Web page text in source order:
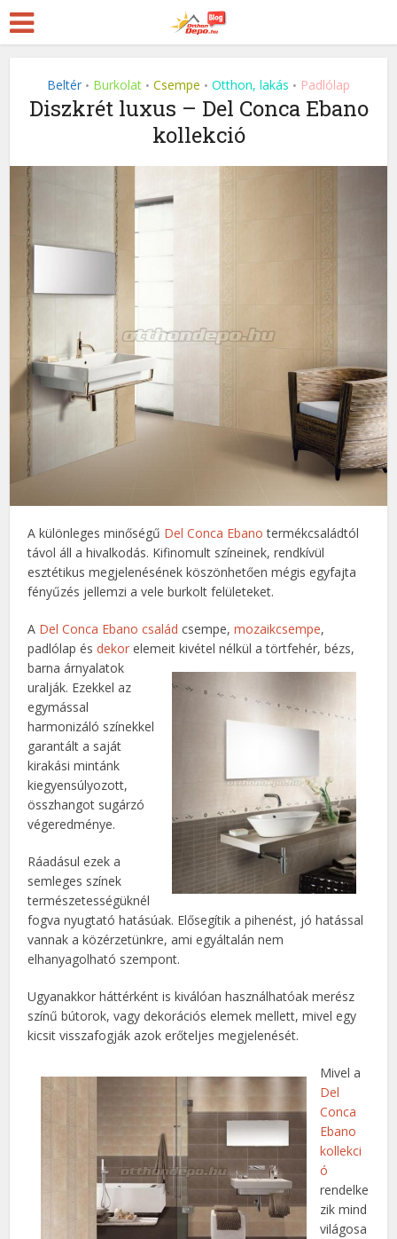
Beltér • Burkolat • Csempe • Otthon, lakás • Padlólap
Diszkrét luxus – Del Conca Ebano
kollekció
A különleges minőségű Del Conca Ebano termékcsaládtól
távol áll a hivalkodás. Kifinomult színeinek, rendkívül
esztétikus megjelenésének köszönhetően mégis egyfajta
fényűzés jellemzi a vele burkolt felületeket.
A Del Conca Ebano család csempe,mozaikcsempe,
padlólap ésdekor elemeit kivétel nélkül a törtfehér, bézs,
barna árnyalatok
uralják. Ezekkel az
egymással
harmonizáló színekkel
garantált a saját
kirakási mintánk
kiegyensúlyozott,
összhangot sugárzó
végeredménye.
Ráadásul ezek a
semleges színek
természetességüknél
fogva nyugtató hatásúak. Elősegítik a pihenést, jó hatással
vannak a közérzetünkre, ami egyáltalán nem
elhanyagolható szempont.
Ugyanakkor háttérként is kiválóan használhatóak merész
színű bútorok, vagy dekorációs elemek mellett, mivel egy
kicsit visszafogják azok erőteljes megjelenését.
Mivel a
Del
Conca
Ebano
kollekci
ó
rendelke
zik mind
világosa